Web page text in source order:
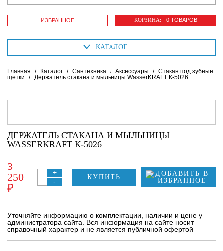
ИЗБРАННОЕ КОРЗИНА: 0 ТОВАРОВ
КАТАЛОГ
Главная / Каталог / Сантехника / Аксессуары / Стакан под зубные
щетки
/ Держатель стакана и мыльницы WasserKRAFT К-5026
ДЕРЖАТЕЛЬ СТАКАНА И МЫЛЬНИЦЫ
WASSERKRAFT К-5026
3
250
₽
+
-
КУПИТЬ
Уточняйте информацию о комплектации, наличии и цене у
администратора сайта. Вся информация на сайте носит
справочный характер и не является публичной офертой